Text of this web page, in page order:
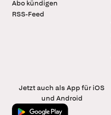
Abo kündigen
RSS-Feed
Jetzt auch als App für iOS
und Android
Jetzt bei Google Play